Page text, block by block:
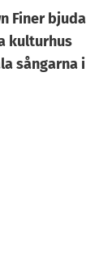
Finer bjuda
kulturhus
sångarna i